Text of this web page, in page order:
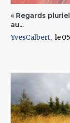
« Regards
au...
YvesCalbert